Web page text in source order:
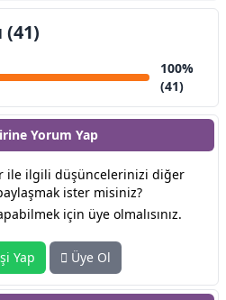
100%
(41)
Yorum Yap
ile ilgili düşüncelerinizi diğer
ister misiniz?
için üye olmalısınız.
Yap Üye Ol